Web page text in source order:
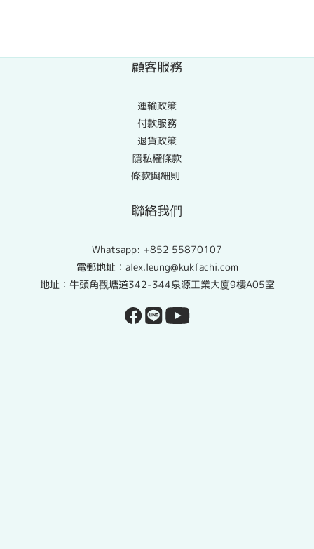
顧客服務
運輸政策
付款服務
退貨政策
隱私權條款
條款與細則
聯絡我們
Whatsapp: +852 55870107
電郵地址：alex.leung@kukfachi.com
地址：牛頭角觀塘道342-344泉源工業大廈9樓A05室